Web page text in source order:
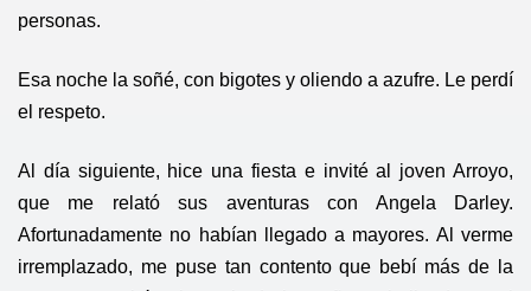
personas.
Esa noche la soñé, con bigotes y oliendo a azufre. Le perdí
el respeto.
Al día siguiente, hice una fiesta e invité al joven Arroyo,
que me relató sus aventuras con Angela Darley.
Afortunadamente no habían llegado a mayores. Al verme
irremplazado, me puse tan contento que bebí más de la